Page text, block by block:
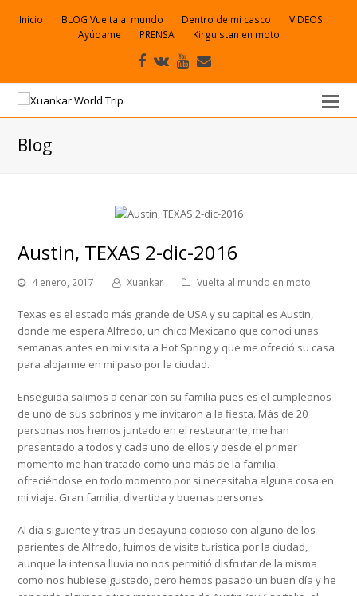
Inicio BLOG Vuelta al mundo Dentro de mi casco
VIDEOS
Ayúdame
PRENSA Kirguistan en moto
Facebook
VK Youtube
electrónico
Blog
Austin, TEXAS 2-dic-2016
4 enero, 2017 Xuankar Vuelta al mundo en moto
Texas es el estado más grande de USA y su capital es Austin,
donde me espera Alfredo, un chico Mexicano que conocí unas
semanas antes en mi visita a Hot Spring y que me ofreció su casa
para alojarme en mi paso por la ciudad.
Enseguida salimos a cenar con su familia pues es el cumpleaños
de uno de sus sobrinos y me invitaron a la fiesta. Más de 20
personas nos hemos juntado en el restaurante, me han
presentado a todos y cada uno de ellos y desde el primer
momento me han tratado como uno más de la familia,
ofreciéndose en todo momento por si necesitaba alguna cosa en
mi viaje. Gran familia, divertida y buenas personas.
Al día siguiente y tras un desayuno copioso con alguno de los
parientes de Alfredo, fuimos de visita turística por la ciudad,
aunque la intensa lluvia no nos permitió disfrutar de la misma
como nos hubiese gustado, pero hemos pasado un buen día y he